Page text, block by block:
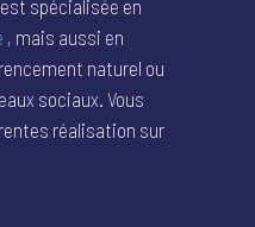
spécialisée en
, mais aussi en
naturel ou
sociaux. Vous
réalisation sur